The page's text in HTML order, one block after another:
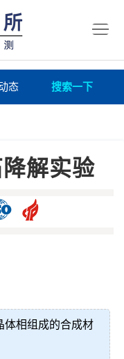
态 搜索一下
解实验
体相组成的合成材